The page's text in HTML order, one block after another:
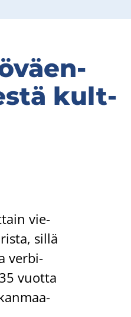
kult­
vie­
sillä
ver­bi­
vuot­ta